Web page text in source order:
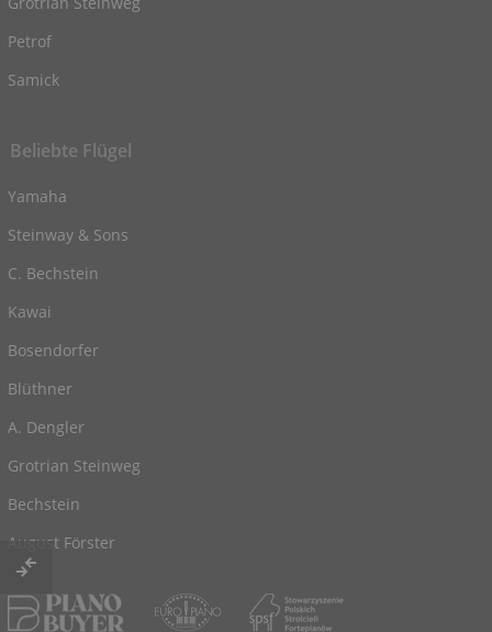
Petrof
Samick
Beliebte Flügel
Yamaha
Steinway & Sons
C. Bechstein
Kawai
Bosendorfer
Blüthner
A. Dengler
Grotrian Steinweg
Bechstein
August Förster